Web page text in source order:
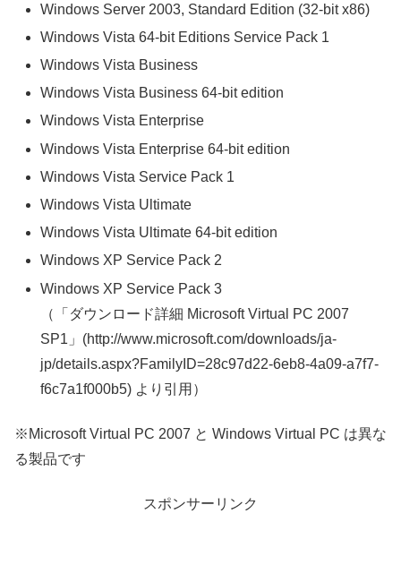
Windows Server 2003, Standard Edition (32-bit x86)
Windows Vista 64-bit Editions Service Pack 1
Windows Vista Business
Windows Vista Business 64-bit edition
Windows Vista Enterprise
Windows Vista Enterprise 64-bit edition
Windows Vista Service Pack 1
Windows Vista Ultimate
Windows Vista Ultimate 64-bit edition
Windows XP Service Pack 2
Windows XP Service Pack 3
（「ダウンロード詳細 Microsoft Virtual PC 2007
SP1」(http://www.microsoft.com/downloads/ja-
jp/details.aspx?FamilyID=28c97d22-6eb8-4a09-a7f7-
f6c7a1f000b5) より引用）
※Microsoft Virtual PC 2007 と Windows Virtual PC は異な
る製品です
スポンサーリンク